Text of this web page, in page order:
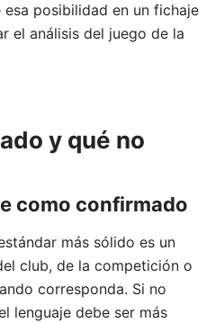
posibilidad en un fichaje
el análisis del juego de la
y qué no
como confirmado
más sólido es un
club, de la competición o
corresponda. Si no
lenguaje debe ser más